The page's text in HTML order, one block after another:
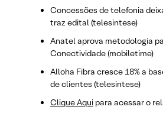
Concessões de telefonia
traz edital (telesintese)
Anatel aprova metodologia
Conectividade (mobiletime)
Alloha Fibra cresce 18% a
de clientes (telesintese)
Clique Aqui para acessar o